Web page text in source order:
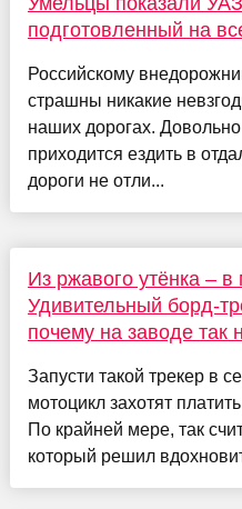
подготовленный на
Российскому
страшны никакие
наших дорогах.
приходится ездить в
дороги не отли...
Из ржавого утёнка –
Удивительный борд-
почему на заводе так
Запусти такой трекер в
мотоцикл захотят
По крайней мере, так
который решил